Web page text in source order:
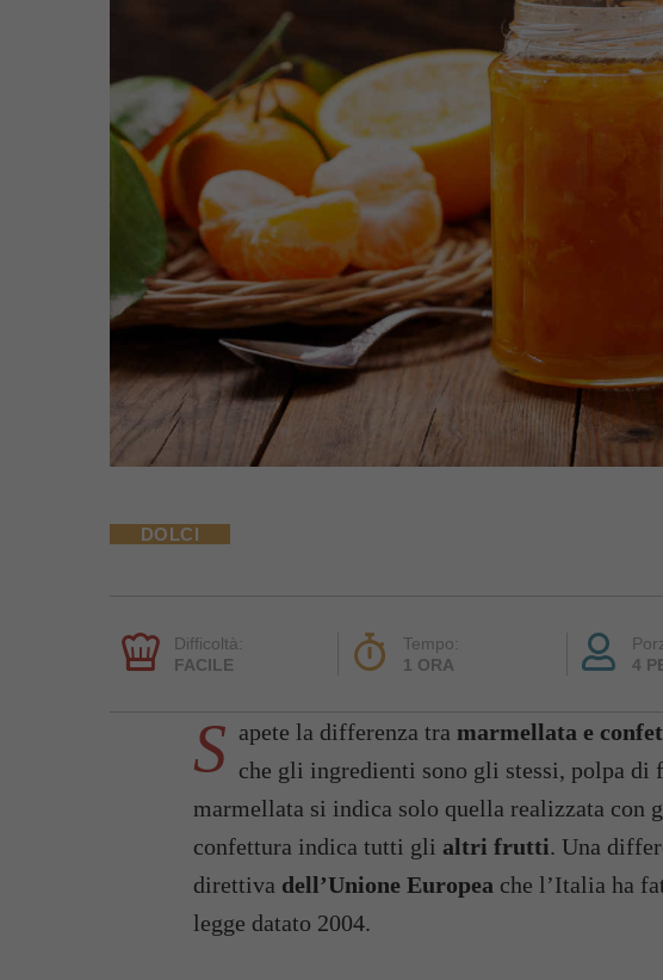
DOLCI
Difficoltà:
FACILE
Tempo:
1 ORA
4
S apete la differenza tra marmellata e
che gli ingredienti sono gli stessi, polpa di
marmellata si indica solo quella realizzata con
confettura indica tutti gli altri frutti. Una
direttiva dell’Unione Europea che l’Italia ha
legge datato 2004.